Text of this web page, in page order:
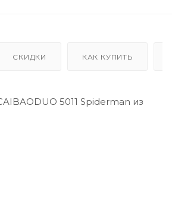
СКИДКИ КАК КУПИТЬ
5011 Spiderman из